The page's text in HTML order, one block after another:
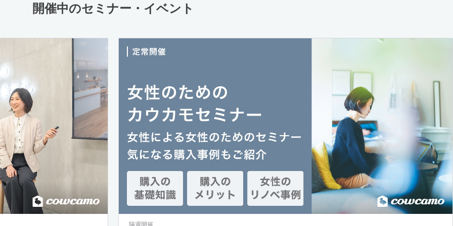
開催中のセミナー・イベント
隔週開催